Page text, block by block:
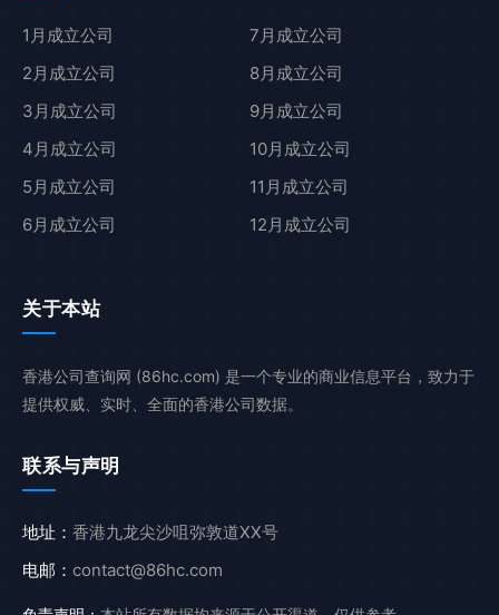
1月成立公司
2月成立公司
3月成立公司
4月成立公司
5月成立公司
6月成立公司
7月成立公司
8月成立公司
9月成立公司
10月成立公司
11月成立公司
12月成立公司
关于本站
香港公司查询网 (86hc.com) 是一个专业的商业信息平台，致力于
提供权威、实时、全面的香港公司数据。
联系与声明
地址： 香港九龙尖沙咀弥敦道XX号
电邮： contact@86hc.com